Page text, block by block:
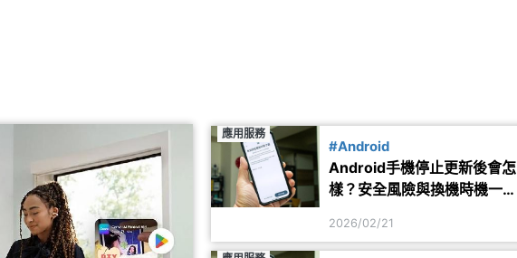
應用服務
#Android
Android手機停止更新後會怎
樣？安全風險與換機時機一次
2026/02/21